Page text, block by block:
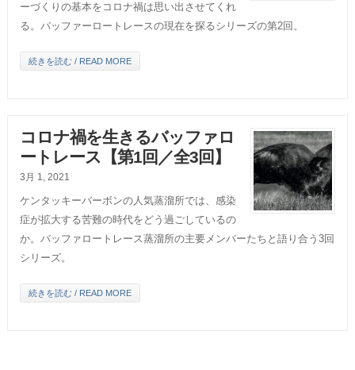
ーづくりの基本をコロナ禍は思い出させてくれ
る。バッファーロートレースの現在を探るシリーズの第2回。
続きを読む / READ MORE
コロナ禍を生きるバッファロ
ートレース【第1回／全3回】
3月 1, 2021
ケンタッキーバーボンの人気蒸溜所では、感染
症が拡大する苦難の時代をどう過ごしているの
か。バッファロートレース蒸溜所の主要メンバーたちと語り合う3回
シリーズ。
続きを読む / READ MORE